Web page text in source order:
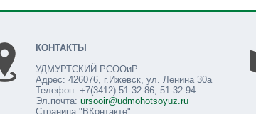
КОНТАКТЫ
УДМУРТСКИЙ РСООиР
Адрес: 426076, г.Ижевск, ул. Ленина 30а
Телефон: +7(3412) 51-32-86, 51-32-94
Эл.почта: ursooir@udmohotsoyuz.ru
Страница "ВКонтакте":